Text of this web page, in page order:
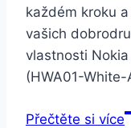
každém kroku
vašich
vlastnosti
(HWA01-
Přečtěte si více